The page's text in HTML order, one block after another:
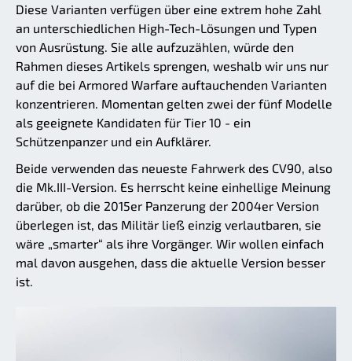
Diese Varianten verfügen über eine extrem hohe Zahl
an unterschiedlichen High-Tech-Lösungen und Typen
von Ausrüstung. Sie alle aufzuzählen, würde den
Rahmen dieses Artikels sprengen, weshalb wir uns nur
auf die bei Armored Warfare auftauchenden Varianten
konzentrieren. Momentan gelten zwei der fünf Modelle
als geeignete Kandidaten für Tier 10 - ein
Schützenpanzer und ein Aufklärer.
Beide verwenden das neueste Fahrwerk des CV90, also
die Mk.III-Version. Es herrscht keine einhellige Meinung
darüber, ob die 2015er Panzerung der 2004er Version
überlegen ist, das Militär ließ einzig verlautbaren, sie
wäre „smarter“ als ihre Vorgänger. Wir wollen einfach
mal davon ausgehen, dass die aktuelle Version besser
ist.